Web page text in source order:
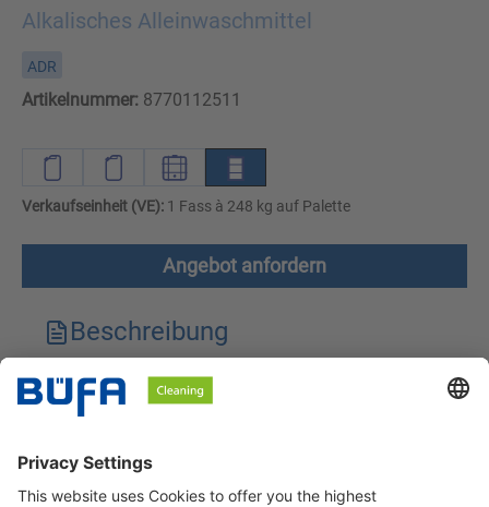
Alkalisches Alleinwaschmittel
ADR
Artikelnummer: 8770112511
Verkaufseinheit (VE): 1 Fass à 248 kg auf Palette
Angebot anfordern
Beschreibung
Technische Merkmale
Sicherheitshinweise